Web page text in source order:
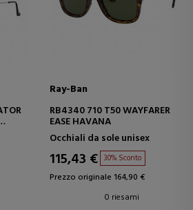
Ray-Ban
RB4340 710 T50 WAYFARER
EASE HAVANA
Occhiali da sole unisex
115,43 € 30% Sconto
Prezzo originale 164,90 €
0 riesami